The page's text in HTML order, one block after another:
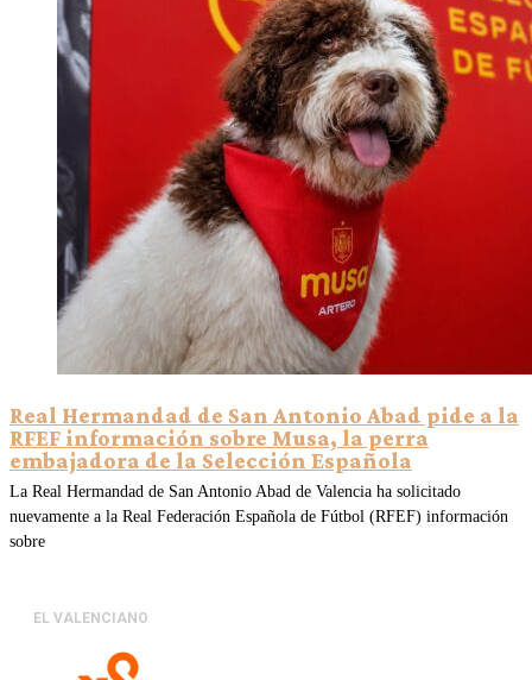
Real Hermandad de San Antonio Abad pide a la
RFEF información sobre Musa, la perra
embajadora de la Selección Española
La Real Hermandad de San Antonio Abad de Valencia ha solicitado
nuevamente a la Real Federación Española de Fútbol (RFEF) información
sobre
EL VALENCIANO